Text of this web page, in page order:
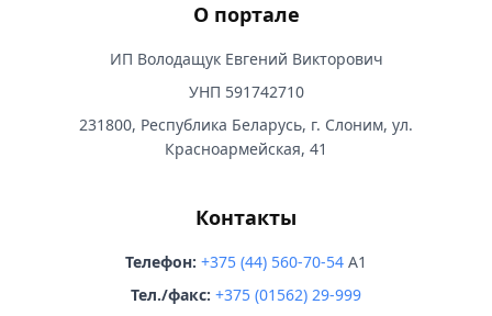
О портале
ИП Володащук Евгений Викторович
УНП 591742710
231800, Республика Беларусь, г. Слоним, ул.
Красноармейская, 41
Контакты
Телефон: +375 (44) 560-70-54 A1
Тел./факс: +375 (01562) 29-999